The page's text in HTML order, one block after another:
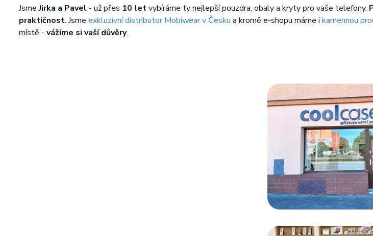
JsmeJirka a Pavel - už přes 10 letvybíráme ty nejlepší pouzdra, obaly a kryty pro vaše telefony.
praktičnost. Jsme exkluzivní distributor Mobiwear v Česku a kromě e-shopu máme i kamennou
místě - vážíme si vaší důvěry.